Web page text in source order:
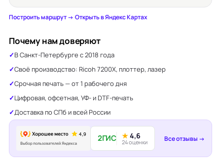
Построить маршрут →·Открыть в Яндекс Картах
Почему нам доверяют
В Санкт-Петербурге с 2018 года
Своё производство: Ricoh 7200X, плоттер, лазер
Срочная печать — от 1 рабочего дня
Цифровая, офсетная, УФ- и DTF-печать
Доставка по СПб и всей России
2ГИС ★4,6
24 оценки Все отзывы →